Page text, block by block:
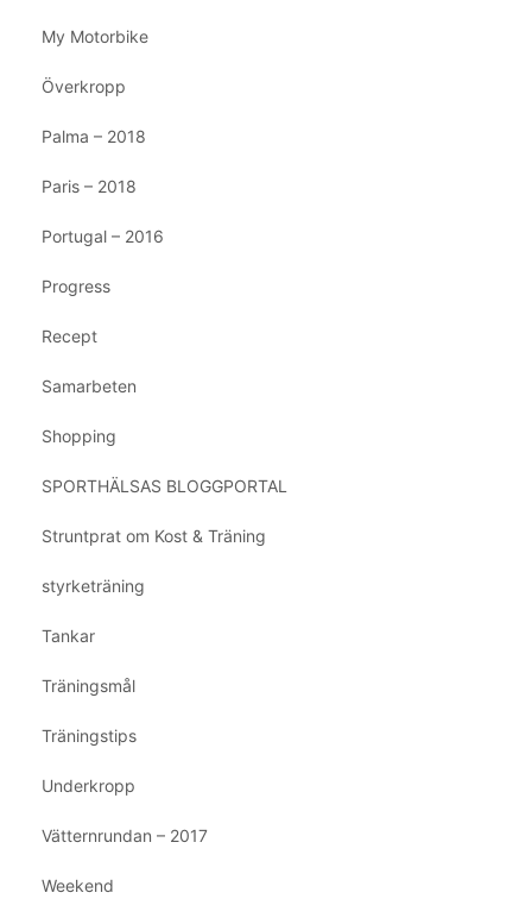
My Motorbike
Överkropp
Palma – 2018
Paris – 2018
Portugal – 2016
Progress
Recept
Samarbeten
Shopping
SPORTHÄLSAS BLOGGPORTAL
Struntprat om Kost & Träning
styrketräning
Tankar
Träningsmål
Träningstips
Underkropp
Vätternrundan – 2017
Weekend